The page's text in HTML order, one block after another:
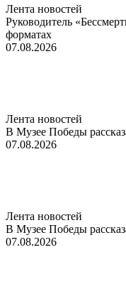
Лента новостей
Руководитель
форматах
07.08.2026
Лента новостей
В Музее Победы
07.08.2026
Лента новостей
В Музее Победы
07.08.2026